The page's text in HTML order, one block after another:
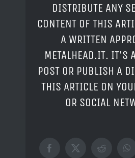
DISTRIBUTE ANY
CONTENT OF THIS
A WRITTEN
METALHEAD.IT. IT'S
POST OR PUBLISH A
THIS ARTICLE ON
OR SOCIAL
Facebook
X Reddit